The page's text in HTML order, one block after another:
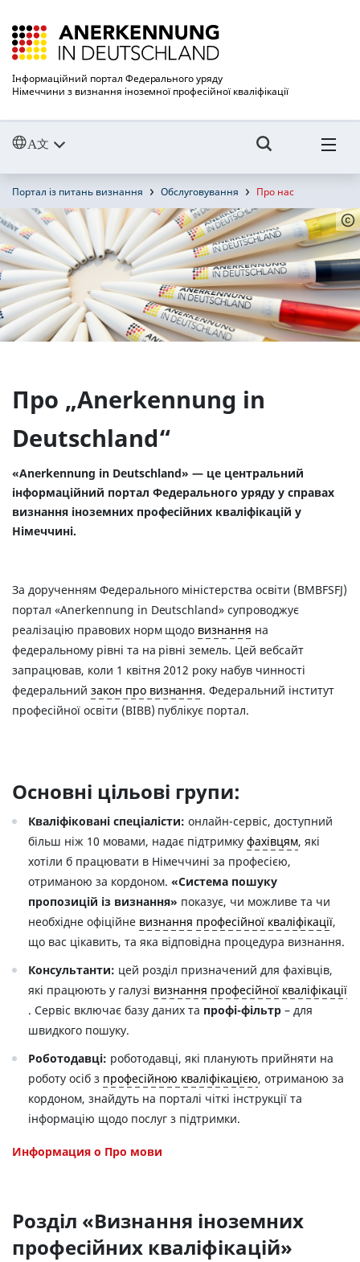
Інформаційний портал Федерального уряду
Німеччини з визнання іноземної професійної кваліфікації
Портал із питань визнання Обслуговування Про нас
Про „Anerkennung in
Deutschland“
«Anerkennung in Deutschland» — це центральний
інформаційний портал Федерального уряду у справах
визнання іноземних професійних кваліфікацій у
Німеччині.
За дорученням Федерального міністерства освіти (BMBFSFJ)
портал «Anerkennung in Deutschland» супроводжує
реалізацію правових норм щодо визнання на
федеральному рівні та на рівні земель. Цей вебсайт
запрацював, коли 1 квітня 2012 року набув чинності
федеральний закон про визнання. Федеральний інститут
професійної освіти (BIBB) публікує портал.
Основні цільові групи:
Квалiфiкованi спецiалiсти: онлайн-сервіс, доступний
більш ніж 10 мовами, надає підтримку фахiвцям, які
хотіли б працювати в Німеччині за професією,
отриманою за кордоном. «Система пошуку
пропозицiй iз визнання» показує, чи можливе та чи
необхідне офіційне визнання професійної кваліфікації,
що вас цікавить, та яка відповідна процедура визнання.
Консультанти: цей розділ призначений для фахівців,
які працюють у галузі визнання професійної кваліфікації
. Сервіс включає базу даних та профi-фільтр – для
швидкого пошуку.
Роботодавці: роботодавці, які планують прийняти на
роботу осіб з професійною кваліфікацією, отриманою за
кордоном, знайдуть на порталі чіткі інструкції та
інформацію щодо послуг з підтримки.
Информация о Про мови
Розділ «Визнання іноземних
професійних кваліфікацій»